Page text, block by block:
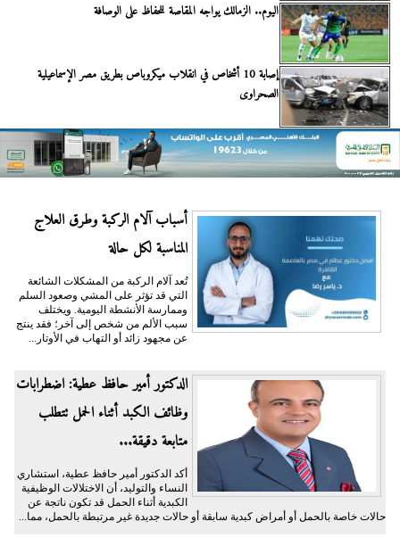
اليوم.. الزمالك يواجه المقاصة للحفاظ على الوصافة
إصابة 10 أشخاص في انقلاب ميكروباص بطريق مصر الإسماعيلية
الصحراوى
أسباب آلام الركبة وطرق العلاج
المناسبة لكل حالة
تُعد آلام الركبة من المشكلات الشائعة
التي قد تؤثر على المشي وصعود السلم
وممارسة الأنشطة اليومية. ويختلف
سبب الألم من شخص إلى آخر؛ فقد ينتج
عن مجهود زائد أو التهاب في الأوتار...
الدكتور أمير حافظ عطية: اضطرابات
وظائف الكبد أثناء الحمل تتطلب
متابعة دقيقة...
أكد الدكتور أمير حافظ عطية، استشاري
النساء والتوليد، أن الاختلالات الوظيفية
الكبدية أثناء الحمل قد تكون ناتجة عن
حالات خاصة بالحمل أو أمراض كبدية سابقة أو حالات جديدة غير مرتبطة بالحمل، مما...